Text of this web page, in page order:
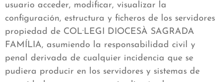
usuario acceder, modificar, visualizar la
configuración, estructura y ficheros de los servidores
propiedad de COL·LEGI DIOCESÀ SAGRADA
FAMÍLIA, asumiendo la responsabilidad civil y
penal derivada de cualquier incidencia que se
pudiera producir en los servidores y sistemas de